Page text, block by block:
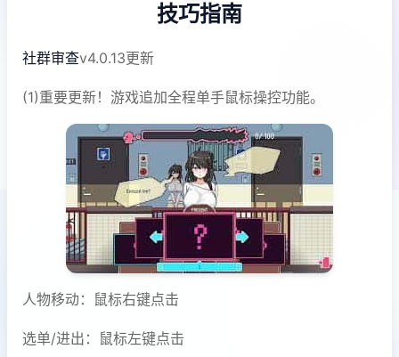
技巧指南
社群审查v4.0.13更新
(1)重要更新！游戏追加全程单手鼠标操控功能。
人物移动：鼠标右键点击
选单/进出：鼠标左键点击